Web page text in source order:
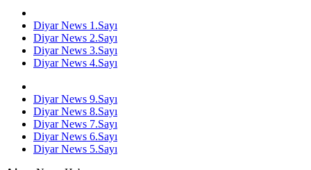
Diyar News 1.Sayı
Diyar News 2.Sayı
Diyar News 3.Sayı
Diyar News 4.Sayı
Diyar News 9.Sayı
Diyar News 8.Sayı
Diyar News 7.Sayı
Diyar News 6.Sayı
Diyar News 5.Sayı